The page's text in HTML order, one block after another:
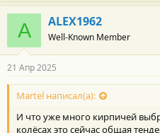
A ALEX1962
Well-Known Member
21 Апр 2025
Martel написал(а):
И что уже много кирпичей
колёсах это сейчас общая